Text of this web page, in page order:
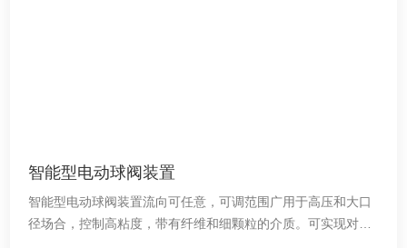
智能型电动球阀装置
智能型电动球阀装置流向可任意，可调范围广用于高压和大口
径场合，控制高粘度，带有纤维和细颗粒的介质。可实现对石